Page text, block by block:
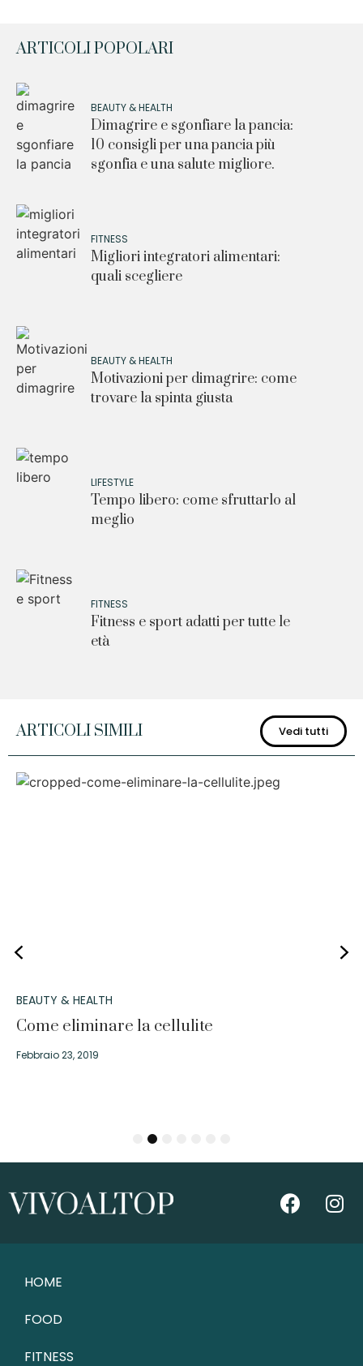
ARTICOLI POPOLARI
BEAUTY & HEALTH
Dimagrire e sgonfiare la pancia:
10 consigli per una pancia più
sgonfia e una salute migliore.
FITNESS
Migliori integratori alimentari:
quali scegliere
BEAUTY & HEALTH
Motivazioni per dimagrire: come
trovare la spinta giusta
LIFESTYLE
Tempo libero: come sfruttarlo al
meglio
FITNESS
Fitness e sport adatti per tutte le
età
ARTICOLI SIMILI Vedi tutti
BEAUTY & HEALTH
Come eliminare la cellulite
Febbraio 23, 2019
5
HOME
FOOD
FITNESS